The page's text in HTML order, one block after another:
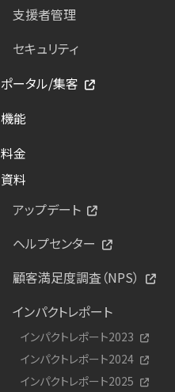
支援者管理
セキュリティ
ポータル/集客
機能
料金
資料
アップデート
ヘルプセンター
顧客満足度調査（NPS）
インパクトレポート
インパクトレポート2023
インパクトレポート2024
インパクトレポート2025